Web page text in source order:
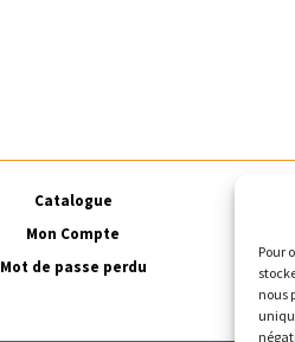
Pour
nous
Catalogue
Mon Compte
Mot de passe perdu